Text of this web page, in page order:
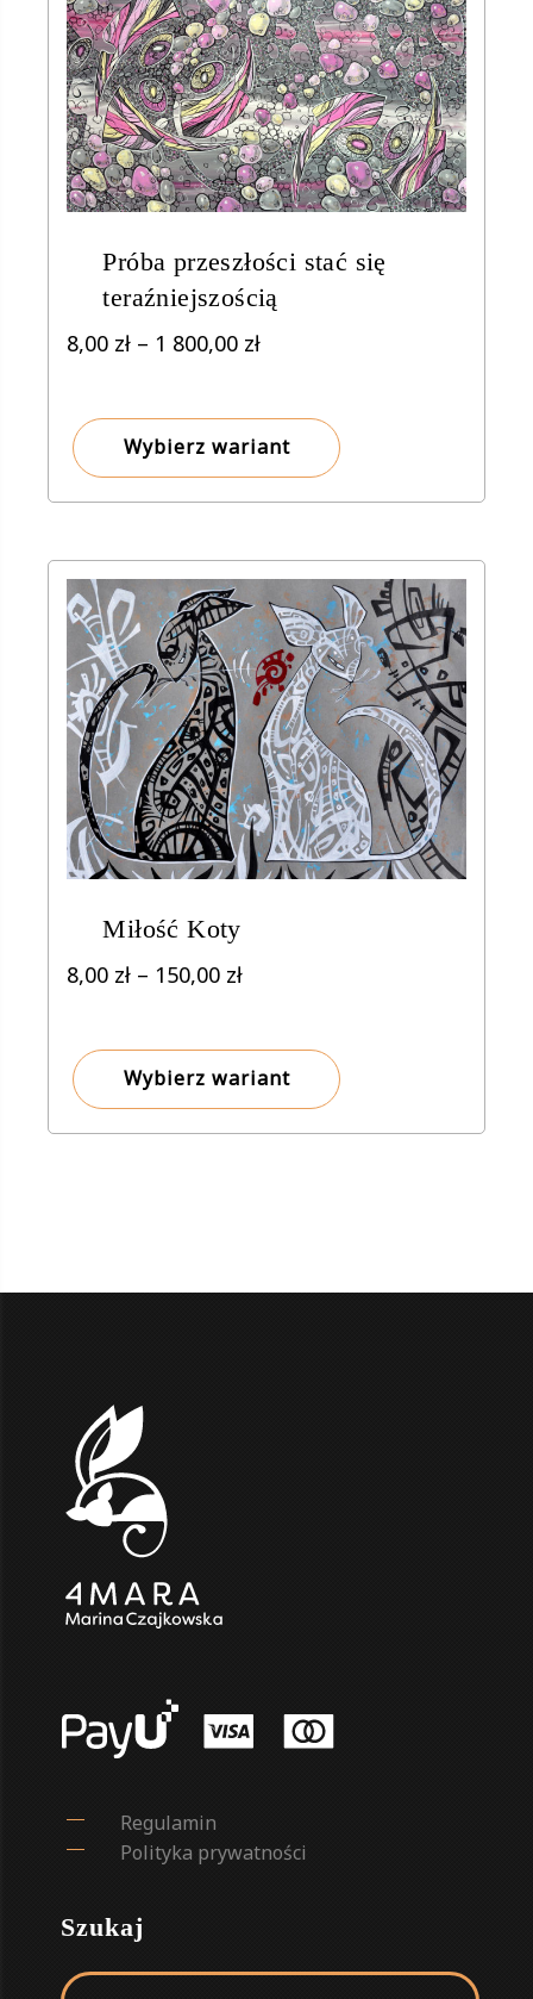
Próba przeszłości stać się
teraźniejszością
8,00 zł – 1 800,00 złZakres
8,00 zł
do
Wybierz wariant
Miłość Koty
8,00 zł – 150,00 złZakres
do
Wybierz wariant
Regulamin
Polityka prywatności
Szukaj